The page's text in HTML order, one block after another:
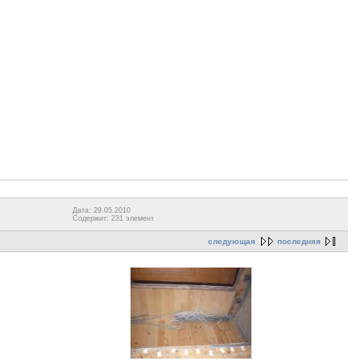
Дата: 29.05.2010
Содержит: 231 элемент
следующая последняя